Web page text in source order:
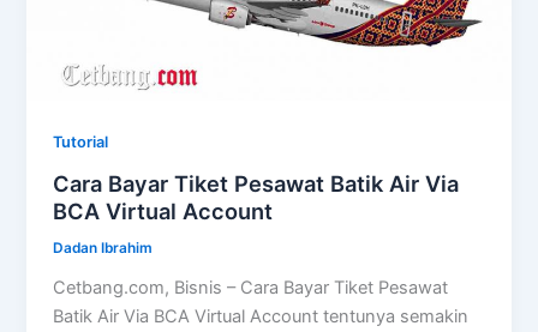
Tutorial
Cara Bayar Tiket Pesawat Batik Air Via
BCA Virtual Account
Dadan Ibrahim
Cetbang.com, Bisnis – Cara Bayar Tiket Pesawat
Batik Air Via BCA Virtual Account tentunya semakin